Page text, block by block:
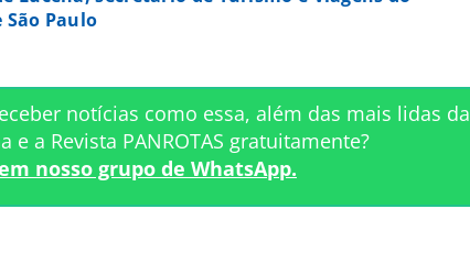
São Paulo
notícias como essa, além das mais lidas da
e a Revista PANROTAS gratuitamente?
nosso grupo de WhatsApp.